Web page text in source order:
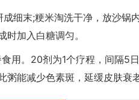
末;粳米淘洗干净，放沙锅内
时加入白糖调匀。
。20剂为1个疗程，间隔5日
粥能减少色素斑，延缓皮肤衰老